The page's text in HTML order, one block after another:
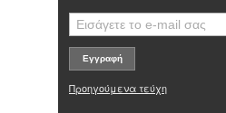
Προηγούμενα τεύχη